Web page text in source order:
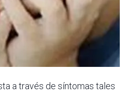
a través de síntomas tales